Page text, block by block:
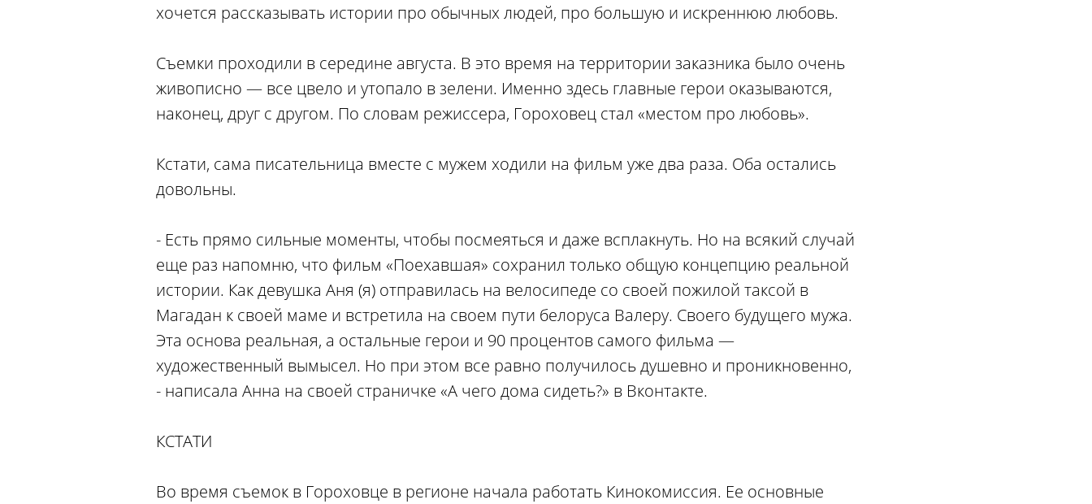
хочется рассказывать истории про обычных людей, про большую и искреннюю любовь.
Съемки проходили в середине августа. В это время на территории заказника было очень
живописно — все цвело и утопало в зелени. Именно здесь главные герои оказываются,
наконец, друг с другом. По словам режиссера, Гороховец стал «местом про любовь».
Кстати, сама писательница вместе с мужем ходили на фильм уже два раза. Оба остались
довольны.
- Есть прямо сильные моменты, чтобы посмеяться и даже всплакнуть. Но на всякий случай
еще раз напомню, что фильм «Поехавшая» сохранил только общую концепцию реальной
истории. Как девушка Аня (я) отправилась на велосипеде со своей пожилой таксой в
Магадан к своей маме и встретила на своем пути белоруса Валеру. Своего будущего мужа.
Эта основа реальная, а остальные герои и 90 процентов самого фильма —
художественный вымысел. Но при этом все равно получилось душевно и проникновенно,
- написала Анна на своей страничке «А чего дома сидеть?» в Вконтакте.
КСТАТИ
Во время съемок в Гороховце в регионе начала работать Кинокомиссия. Ее основные